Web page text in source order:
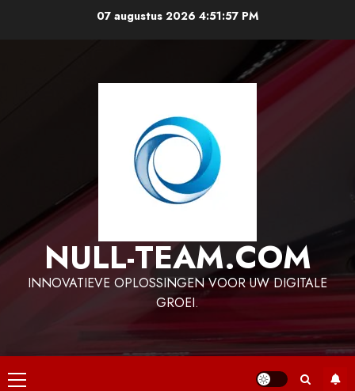
07 augustus 2026 4:51:58 PM
NULL-TEAM.COM
INNOVATIEVE OPLOSSINGEN VOOR UW DIGITALE
GROEI.
Primair